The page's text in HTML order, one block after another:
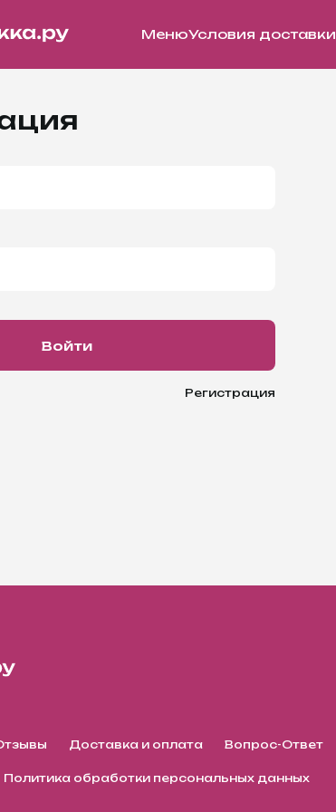
МенюУсловия доставки
Войти
Регистрация
Доставка и оплата Вопрос-Ответ
Политика обработки персональных данных